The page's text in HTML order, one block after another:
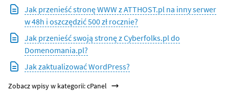
Jak przenieść stronę WWW z ATTHOST.pl na inny serwer
w 48h i oszczędzić 500 zł rocznie?
Jak przenieść swoją stronę z Cyberfolks.pl do
Domenomania.pl?
Jak zaktualizować WordPress?
Zobacz wpisy w kategorii: cPanel